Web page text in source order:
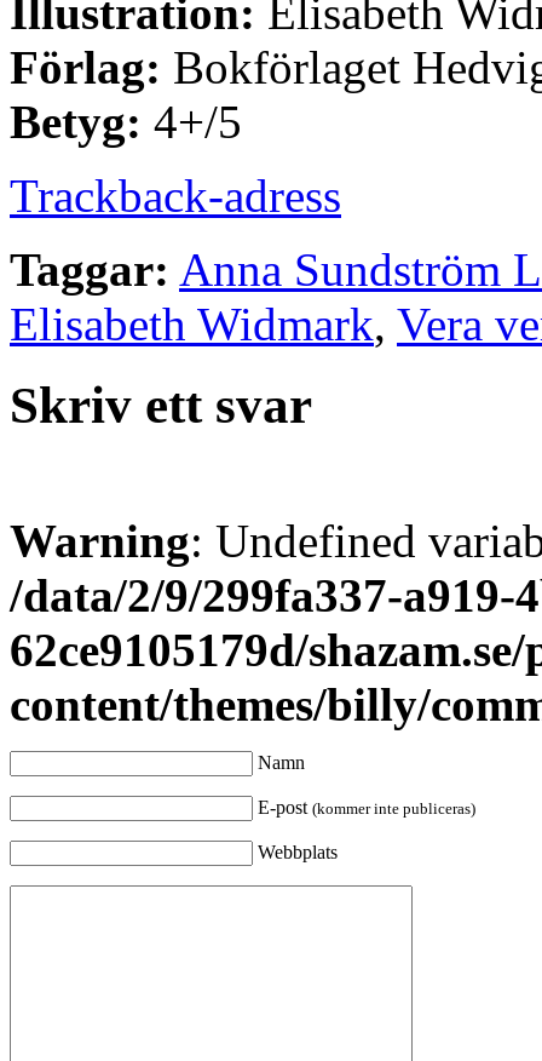
Illustration: Elisabeth
Förlag: Bokförlaget
Betyg: 4+/5
Trackback-adress
Taggar: Anna Sundström
Elisabeth Widmark, Vera
Skriv ett svar
Warning: Undefined
/data/2/9/299fa337-a919-
62ce9105179d/
content/themes/billy/
Namn
E-post (kommer inte publiceras)
Webbplats